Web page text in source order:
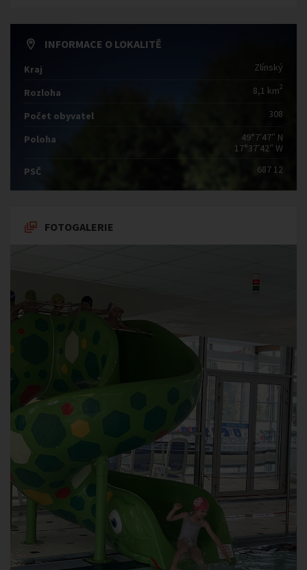
INFORMACE O LOKALITĚ
Kraj Zlínský
Rozloha 8,1 km2
Počet obyvatel 308
Poloha
49°7′47″ N
17°37′42″ W
PSČ
687 12
FOTOGALERIE